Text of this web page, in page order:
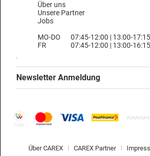
Über uns
Unsere Partner
Jobs
MO-DO
FR
07:45-12:00 | 13:00-17:15
07:45-12:00 | 13:00-16:15
Newsletter Anmeldung
Über CAREX CAREX Partner